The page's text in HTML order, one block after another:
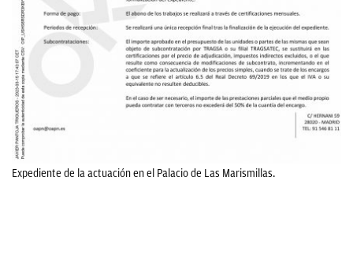
Expediente de la actuación en el Palacio de Las Marismillas.